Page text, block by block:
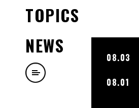
TOPICS
NEWS
08.03
08.01